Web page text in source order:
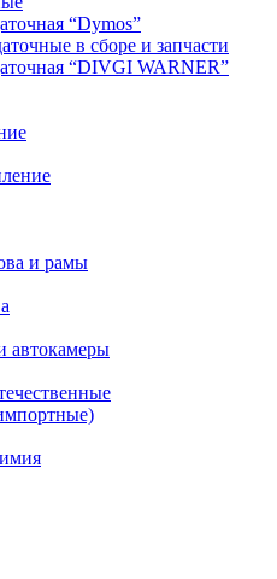
“Dymos”
в сборе и запчасти
“DIVGI WARNER”
и рамы
автокамеры